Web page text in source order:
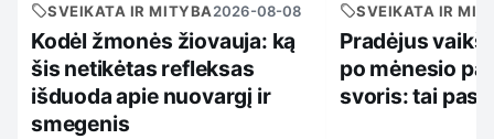
SVEIKATA IR MITYBA2026-08-08
Kodėl žmonės žiovauja: ką
šis netikėtas refleksas
išduoda apie nuovargį ir
smegenis
SVEIKATA IR
Pradėjus
po mėnesio
svoris: tai